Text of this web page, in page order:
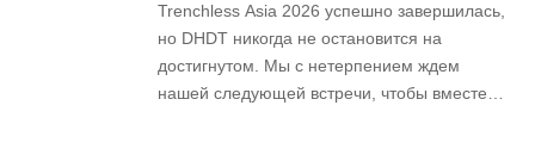
Trenchless Asia 2026 успешно завершилась,
но DHDT никогда не остановится на
достигнутом. Мы с нетерпением ждем
нашей следующей встречи, чтобы вместе